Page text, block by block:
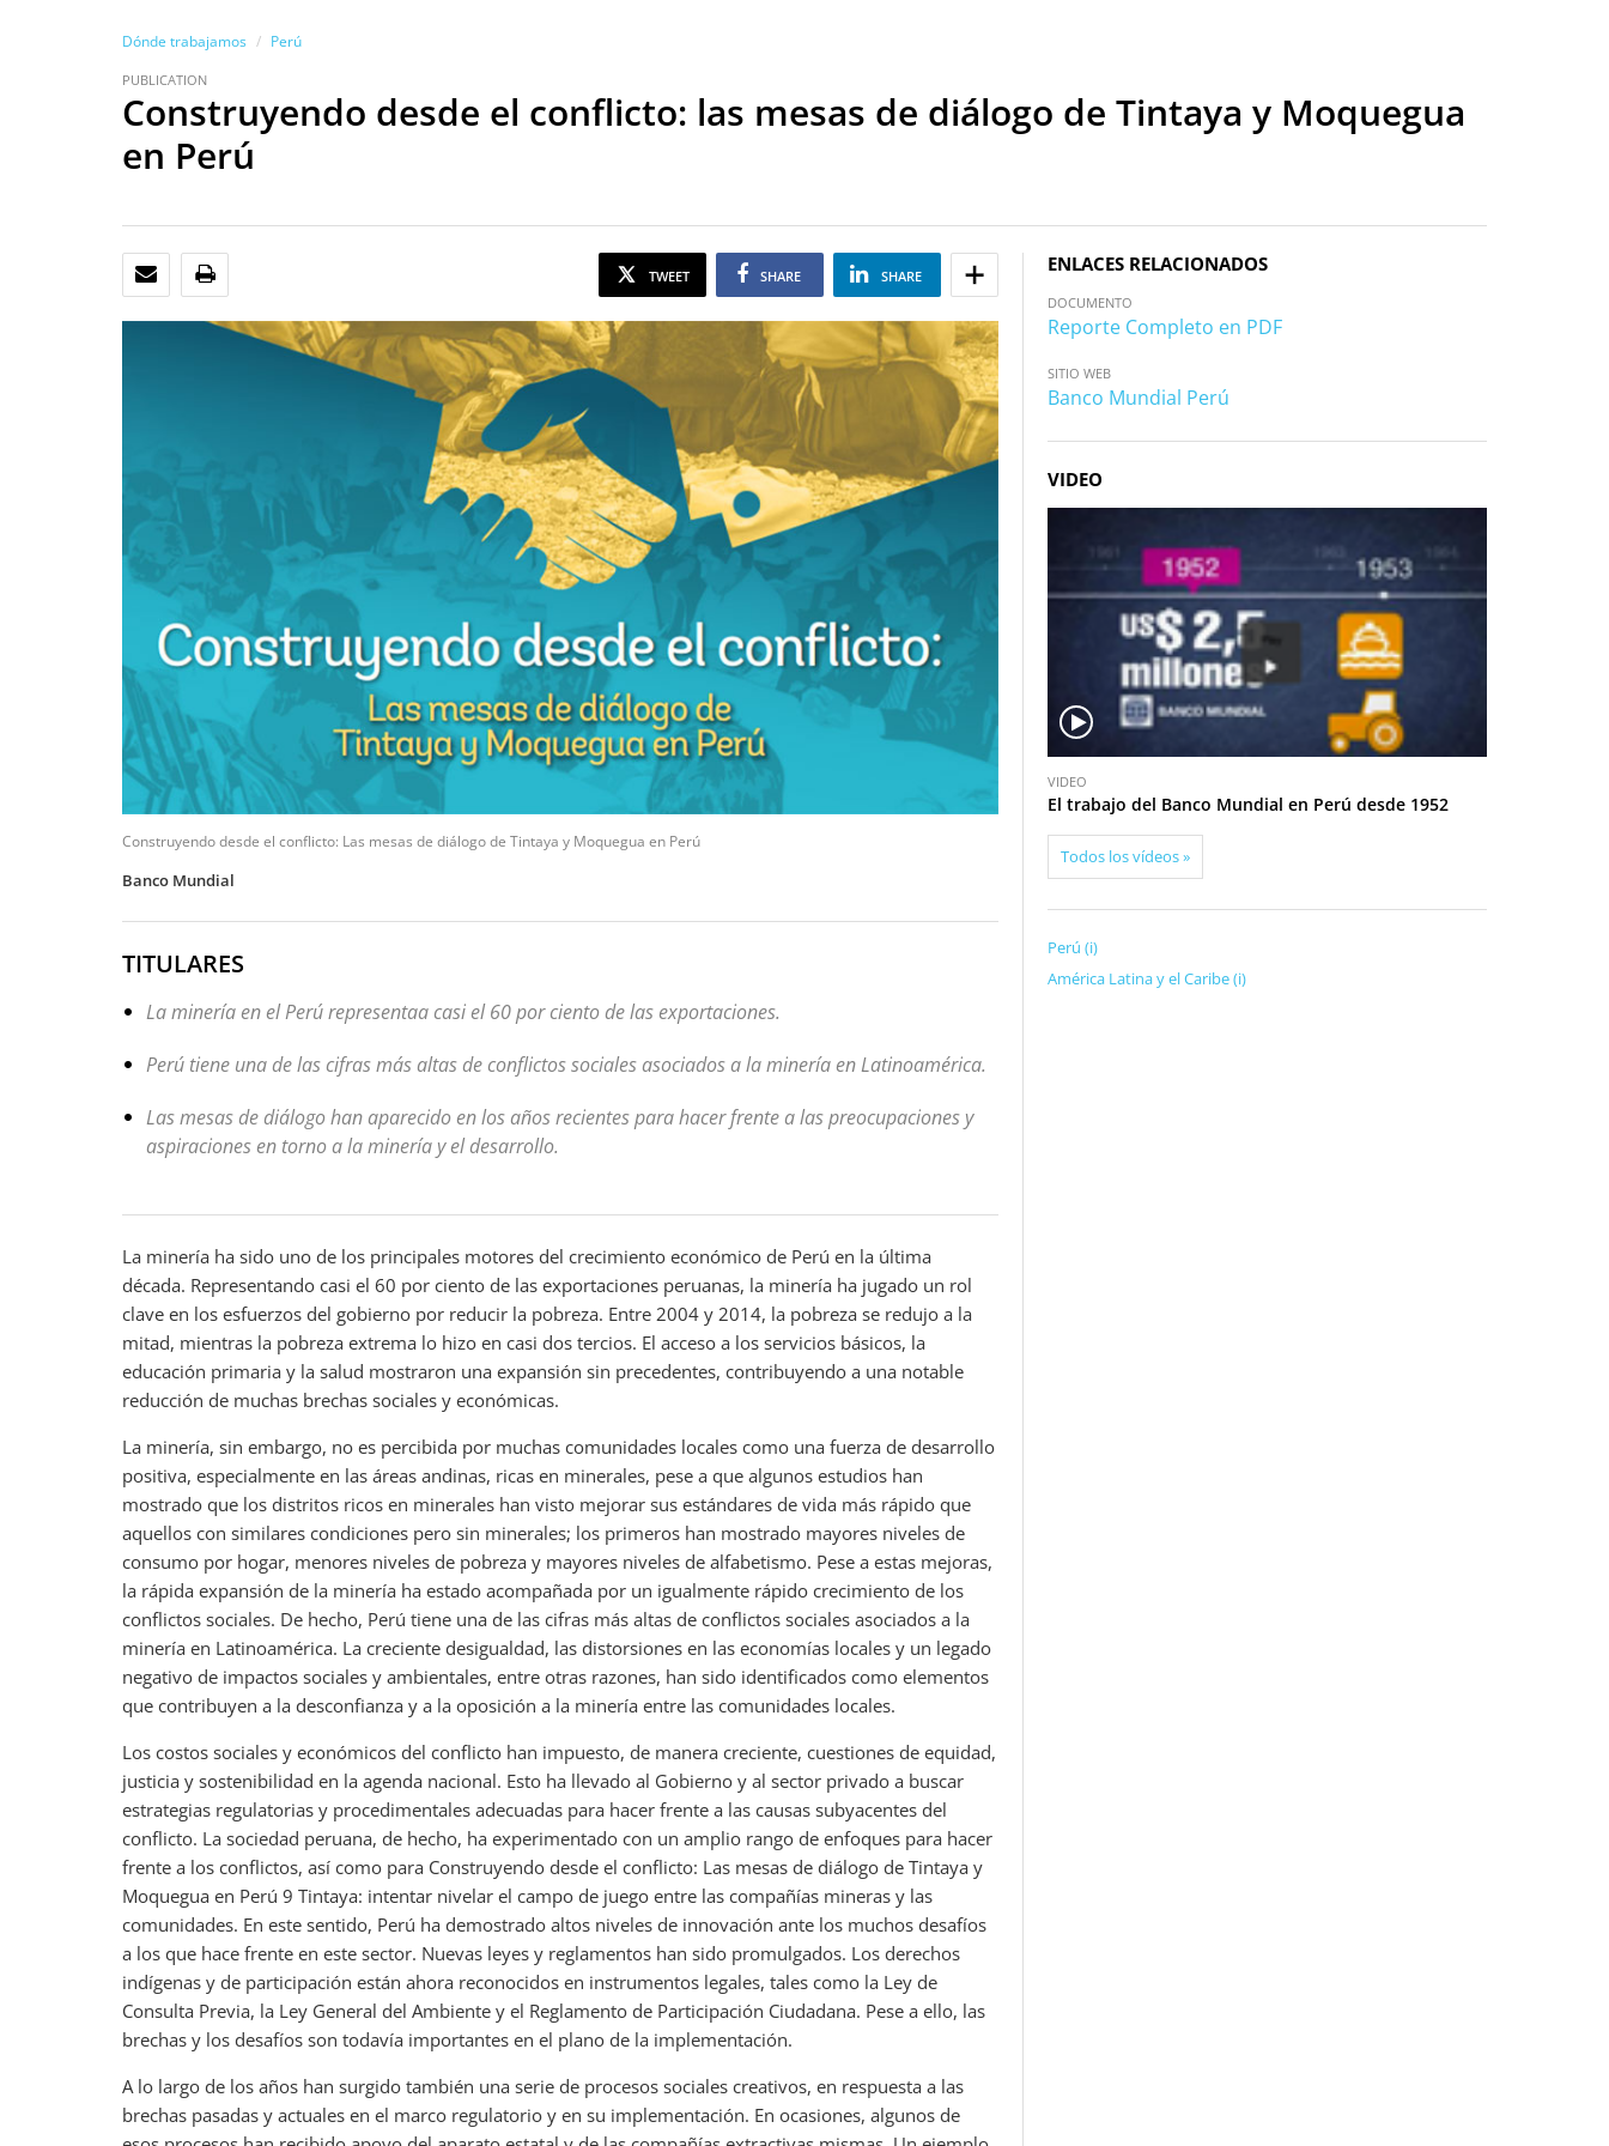
Dónde trabajamos Perú
PUBLICATION
Construyendo desde el conflicto: las mesas de diálogo de Tintaya y Moquegua
en Perú
CORREO ELECTRÓNICO TWEET SHARE SHARE
Construyendo desde el conflicto: Las mesas de diálogo de Tintaya y Moquegua en Perú
Banco Mundial
TITULARES
La minería en el Perú representaa casi el 60 por ciento de las exportaciones.
Perú tiene una de las cifras más altas de conflictos sociales asociados a la minería en Latinoamérica.
Las mesas de diálogo han aparecido en los años recientes para hacer frente a las preocupaciones y
aspiraciones en torno a la minería y el desarrollo.
La minería ha sido uno de los principales motores del crecimiento económico de Perú en la última
década. Representando casi el 60 por ciento de las exportaciones peruanas, la minería ha jugado un rol
clave en los esfuerzos del gobierno por reducir la pobreza. Entre 2004 y 2014, la pobreza se redujo a la
mitad, mientras la pobreza extrema lo hizo en casi dos tercios. El acceso a los servicios básicos, la
educación primaria y la salud mostraron una expansión sin precedentes, contribuyendo a una notable
reducción de muchas brechas sociales y económicas.
La minería, sin embargo, no es percibida por muchas comunidades locales como una fuerza de desarrollo
positiva, especialmente en las áreas andinas, ricas en minerales, pese a que algunos estudios han
mostrado que los distritos ricos en minerales han visto mejorar sus estándares de vida más rápido que
aquellos con similares condiciones pero sin minerales; los primeros han mostrado mayores niveles de
consumo por hogar, menores niveles de pobreza y mayores niveles de alfabetismo. Pese a estas mejoras,
la rápida expansión de la minería ha estado acompañada por un igualmente rápido crecimiento de los
conflictos sociales. De hecho, Perú tiene una de las cifras más altas de conflictos sociales asociados a la
minería en Latinoamérica. La creciente desigualdad, las distorsiones en las economías locales y un legado
negativo de impactos sociales y ambientales, entre otras razones, han sido identificados como elementos
que contribuyen a la desconfianza y a la oposición a la minería entre las comunidades locales.
Los costos sociales y económicos del conflicto han impuesto, de manera creciente, cuestiones de equidad,
justicia y sostenibilidad en la agenda nacional. Esto ha llevado al Gobierno y al sector privado a buscar
estrategias regulatorias y procedimentales adecuadas para hacer frente a las causas subyacentes del
conflicto. La sociedad peruana, de hecho, ha experimentado con un amplio rango de enfoques para hacer
frente a los conflictos, así como para Construyendo desde el conflicto: Las mesas de diálogo de Tintaya y
Moquegua en Perú 9 Tintaya: intentar nivelar el campo de juego entre las compañías mineras y las
comunidades. En este sentido, Perú ha demostrado altos niveles de innovación ante los muchos desafíos
a los que hace frente en este sector. Nuevas leyes y reglamentos han sido promulgados. Los derechos
indígenas y de participación están ahora reconocidos en instrumentos legales, tales como la Ley de
Consulta Previa, la Ley General del Ambiente y el Reglamento de Participación Ciudadana. Pese a ello, las
brechas y los desafíos son todavía importantes en el plano de la implementación.
A lo largo de los años han surgido también una serie de procesos sociales creativos, en respuesta a las
brechas pasadas y actuales en el marco regulatorio y en su implementación. En ocasiones, algunos de
ENLACES RELACIONADOS
DOCUMENTO
Reporte Completo en PDF
SITIO WEB
Banco Mundial Perú
VIDEO
i
o
VIDEO
El trabajo del Banco Mundial en Perú desde 1952
Todos los vídeos »
Perú (i)
América Latina y el Caribe (i)